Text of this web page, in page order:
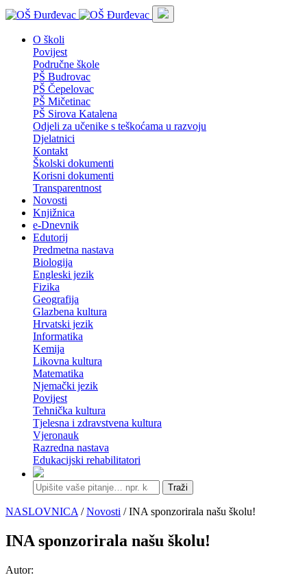
O školi
Povijest
Područne škole
PŠ Budrovac
PŠ Čepelovac
PŠ Mičetinac
PŠ Sirova Katalena
Odjeli za učenike s teškoćama u razvoju
Djelatnici
Kontakt
Školski dokumenti
Korisni dokumenti
Transparentnost
Novosti
Knjižnica
e-Dnevnik
Edutorij
Predmetna nastava
Biologija
Engleski jezik
Fizika
Geografija
Glazbena kultura
Hrvatski jezik
Informatika
Kemija
Likovna kultura
Matematika
Njemački jezik
Povijest
Tehnička kultura
Tjelesna i zdravstvena kultura
Vjeronauk
Razredna nastava
Edukacijski rehabilitatori
Traži
NASLOVNICA /Novosti / INA sponzorirala našu školu!
INA sponzorirala našu školu!
Autor: